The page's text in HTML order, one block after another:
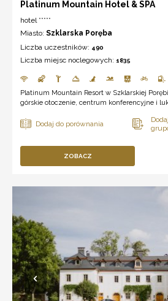
Platinum Mountain Hotel & SPA
hotel *****
Miasto: Szklarska Poręba
Liczba uczestników: 490
Liczba miejsc noclegowych: 1835
Platinum Mountain Resort w Szklarskiej
górskie otoczenie, centrum konferencyjne i
ZOBACZ